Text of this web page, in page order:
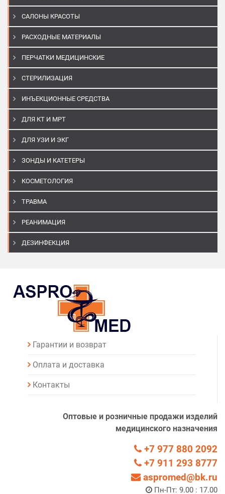
САЛОНЫ КРАСОТЫ
РАСХОДНЫЕ МАТЕРИАЛЫ
ПЕРЧАТКИ МЕДИЦИНСКИЕ
СТЕРИЛИЗАЦИЯ
ИНЪЕКЦИОННЫЕ СРЕДСТВА
ДЛЯ КТ И МРТ
ДЛЯ УЗИ И ЭКГ
ЗОНДЫ И КАТЕТЕРЫ
КОСМЕТОЛОГИЯ
ТРАВМА
РЕАНИМАЦИЯ
ДЕЗИНФЕКЦИЯ
Гарантии и возврат
Оплата и доставка
Контакты
Оптовые и розничные продажи изделий
медицинского назначения
+7 977 880 2092
+7 911 293 8777
aspromed@bk.ru
Пн-Пт: 9.00 : 17.00